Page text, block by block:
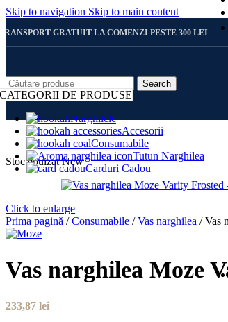
Skip to navigation Skip to main content
GRATUIT LA COMENZI PESTE 300 LEI
Search
CATEGORII DE PRODUSE
Narghilele
Accesorii
Consumabile
Tutun Narghilea
Carduri Cadou
Stoc epuizat New
Click to enlarge
Prima pagină / Consumabile / Vas narghilea / Vas
Vas narghilea Moze
233,87 lei